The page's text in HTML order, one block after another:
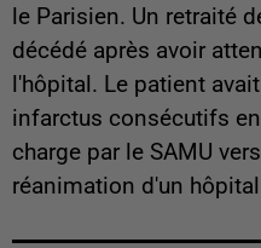
le Parisien. Un retraité
décédé après avoir
l'hôpital. Le patient
infarctus consécutifs
charge par le SAMU
réanimation d'un